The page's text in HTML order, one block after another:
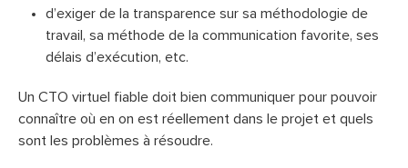
d’exiger de la transparence sur sa méthodologie de
travail, sa méthode de la communication favorite, ses
délais d’exécution, etc.
Un CTO virtuel fiable doit bien communiquer pour pouvoir
connaître où en on est réellement dans le projet et quels
sont les problèmes à résoudre.